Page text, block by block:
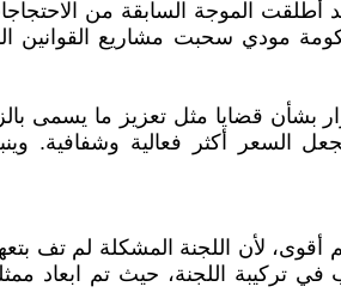
مودي سحبت مشاريع القوانين
بشأن قضايا مثل تعزيز ما يسمى
لجعل السعر أكثر فعالية وشفافية.
أقوى، لأن اللجنة المشكلة لم تف
في تركيبة اللجنة، حيث تم